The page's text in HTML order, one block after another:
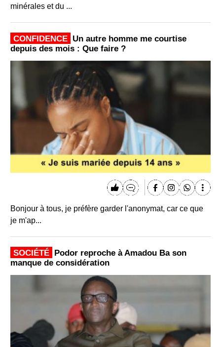
minérales et du ...
CONFIDENCE Un autre homme me courtise
depuis des mois : Que faire ?
Bonjour à tous, je préfère garder l'anonymat, car ce que
je m'ap...
SOCIÉTÉ Podor reproche à Amadou Ba son
manque de considération